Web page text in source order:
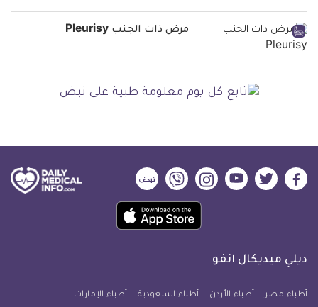
مرض ذات الجنب Pleurisy
ديلي
فيسبوك
ديلي
تويتر
ديلي
ميديكال
يوتيوب
ديلي
ميديكال
انفو
ديلي
ميديكال
انفو
ديلي
ميديكال
انفو
حمل
تطبيق
معلومة
ديلي ميديكال انفو
أطباء مصر أطباء الأردن أطباء السعودية أطباء الإمارات